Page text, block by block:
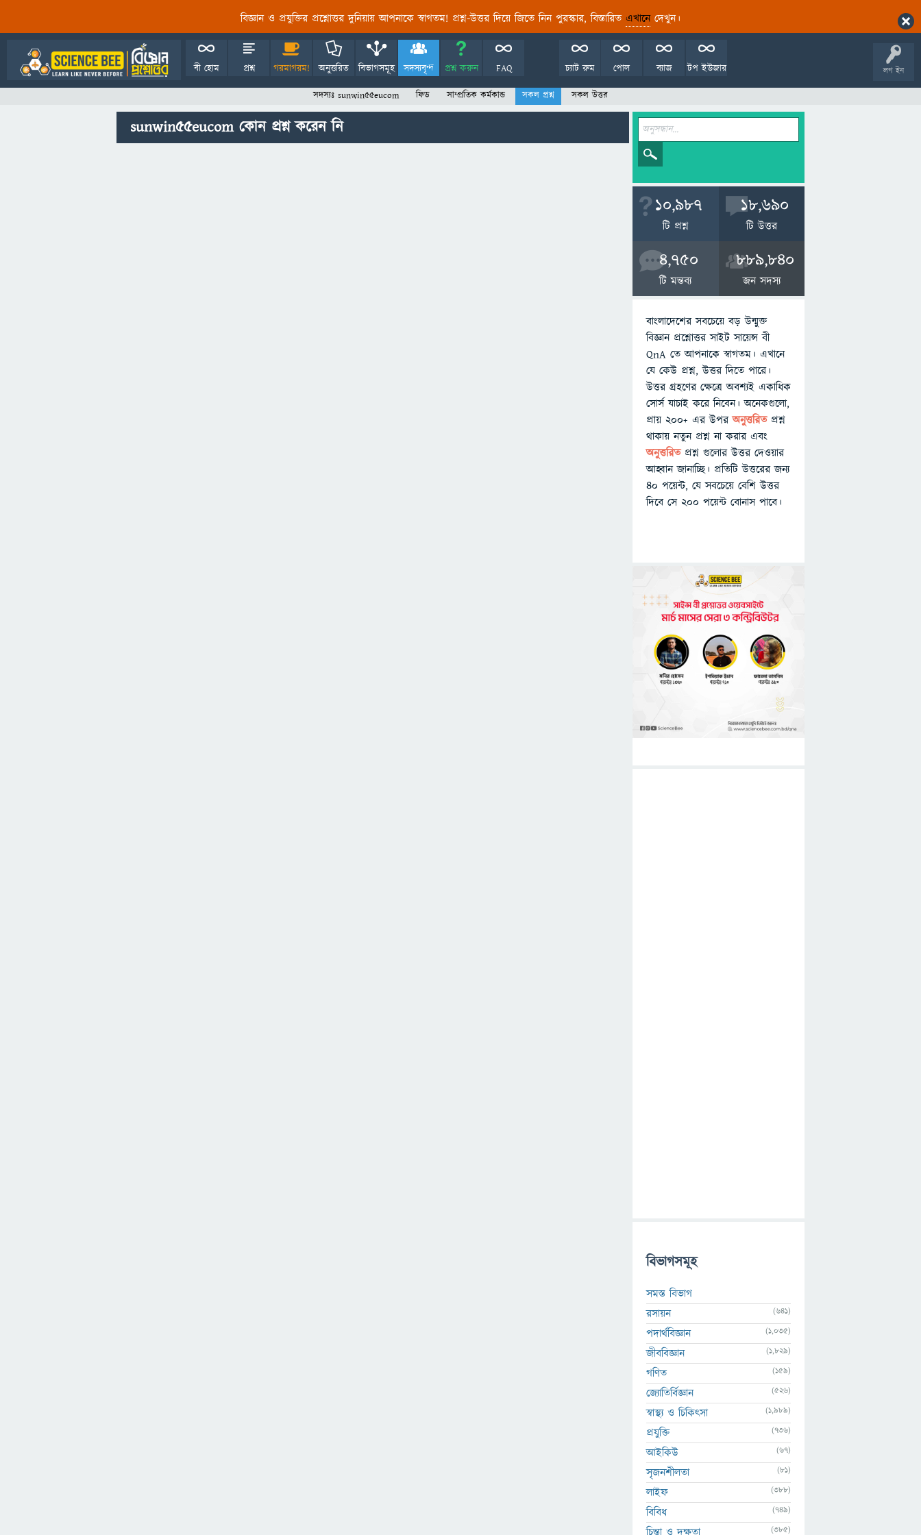
বিজ্ঞান ও প্রযুক্তির প্রশ্নোত্তর দুনিয়ায় আপনাকে স্বাগতম! প্রশ্ন-উত্তর দিয়ে জিতে নিন পুরস্কার, বিস্তারিত এখানেদেখুন।
লগ ইন
বী হোম প্রশ্ন গরমাগরম! অনুত্তরিত বিভাগসমূহ সদস্যবৃন্দ প্রশ্ন করুন FAQ টপ ইউজার
ব্যাজ
পোল
চ্যাট রুম
সদস্যঃ sunwin55eucom ফিড সাম্প্রতিক কর্মকান্ড সকল প্রশ্ন সকল উত্তর
sunwin55eucom কোন প্রশ্ন করেন নি
10,987
টি প্রশ্ন
18,690
টি উত্তর
4,750
টি মন্তব্য
889,840
জন সদস্য
বাংলাদেশের সবচেয়ে বড় উন্মুক্ত
বিজ্ঞান প্রশ্নোত্তর সাইট সায়েন্স বী
QnA তে আপনাকে স্বাগতম। এখানে
যে কেউ প্রশ্ন, উত্তর দিতে পারে।
উত্তর গ্রহণের ক্ষেত্রে অবশ্যই একাধিক
সোর্স যাচাই করে নিবেন। অনেকগুলো,
প্রায় ২০০+ এর উপরঅনুত্তরিতপ্রশ্ন
থাকায় নতুন প্রশ্ন না করার এবং
অনুত্তরিত প্রশ্ন গুলোর উত্তর দেওয়ার
আহ্বান জানাচ্ছি। প্রতিটি উত্তরের জন্য
৪০ পয়েন্ট, যে সবচেয়ে বেশি উত্তর
দিবে সে ২০০ পয়েন্ট বোনাস পাবে।
বিভাগসমূহ
সমস্ত বিভাগ
রসায়ন
(641)
পদার্থবিজ্ঞান (1,035)
জীববিজ্ঞান (1,829)
গণিত (159)
জ্যোতির্বিজ্ঞান (526)
স্বাস্থ্য ও চিকিৎসা (1,989)
প্রযুক্তি (736)
আইকিউ (67)
সৃজনশীলতা (81)
লাইফ (388)
বিবিধ (749)
চিন্তা ও দক্ষতা (385)